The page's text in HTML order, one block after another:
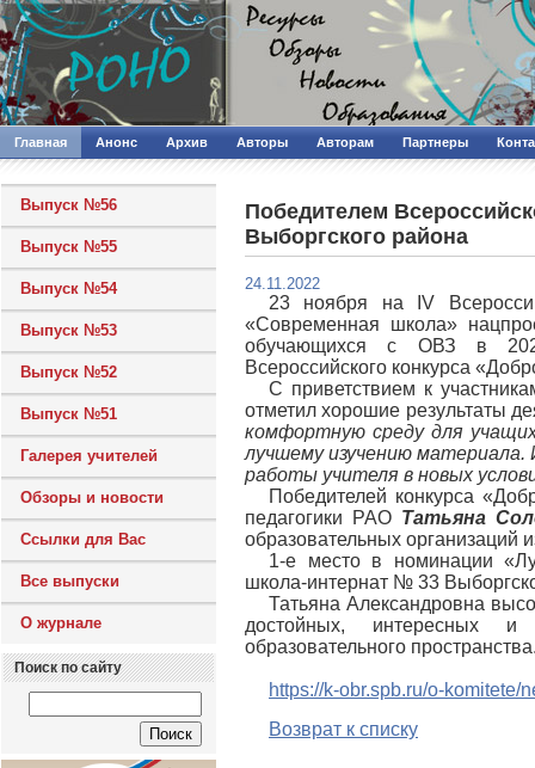
Главная Анонс Архив Авторы Авторам Партнеры
Выпуск №56
Выпуск №55
Выпуск №54
Выпуск №53
Выпуск №52
Выпуск №51
Галерея учителей
Обзоры и новости
Ссылки для Вас
Все выпуски
О журнале
Поиск по сайту
Победителем
Выборгского района
24.11.2022
23 ноября на IV
«Современная школа»
обучающихся с ОВЗ в 2022
Всероссийского конкурса
С приветствием к
отметил хорошие результаты
комфортную среду для
лучшему изучению материала.
работы учителя в новых
Победителей конкурса
педагогики РАО Татьяна
образовательных организаций
1-е место в номинации
школа-интернат № 33
Татьяна Александровна
достойных, интересных и
образовательного
https://k-obr.spb.ru/o-komitete/
Возврат к списку